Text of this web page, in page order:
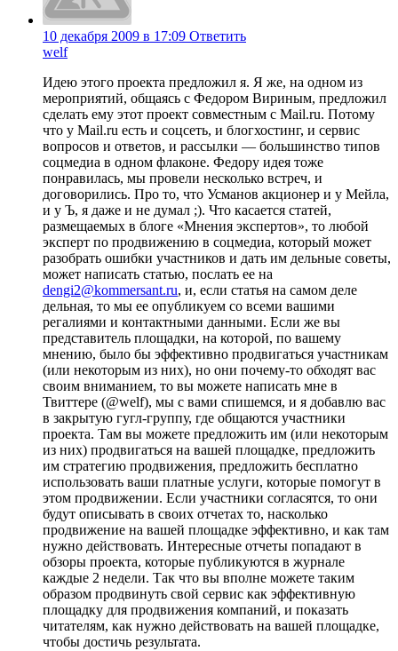
10 декабря 2009 в 17:09 Ответить
welf
Идею этого проекта предложил я. Я же, на одном из
мероприятий, общаясь с Федором Вириным, предложил
сделать ему этот проект совместным с Mail.ru. Потому
что у Mail.ru есть и соцсеть, и блогхостинг, и сервис
вопросов и ответов, и рассылки — большинство типов
соцмедиа в одном флаконе. Федору идея тоже
понравилась, мы провели несколько встреч, и
договорились. Про то, что Усманов акционер и у Мейла,
и у Ъ, я даже и не думал ;). Что касается статей,
размещаемых в блоге «Мнения экспертов», то любой
эксперт по продвижению в соцмедиа, который может
разобрать ошибки участников и дать им дельные советы,
может написать статью, послать ее на
dengi2@kommersant.ru, и, если статья на самом деле
дельная, то мы ее опубликуем со всеми вашими
регалиями и контактными данными. Если же вы
представитель площадки, на которой, по вашему
мнению, было бы эффективно продвигаться участникам
(или некоторым из них), но они почему-то обходят вас
своим вниманием, то вы можете написать мне в
Твиттере (@welf), мы с вами спишемся, и я добавлю вас
в закрытую гугл-группу, где общаются участники
проекта. Там вы можете предложить им (или некоторым
из них) продвигаться на вашей площадке, предложить
им стратегию продвижения, предложить бесплатно
использовать ваши платные услуги, которые помогут в
этом продвижении. Если участники согласятся, то они
будут описывать в своих отчетах то, насколько
продвижение на вашей площадке эффективно, и как там
нужно действовать. Интересные отчеты попадают в
обзоры проекта, которые публикуются в журнале
каждые 2 недели. Так что вы вполне можете таким
образом продвинуть свой сервис как эффективную
площадку для продвижения компаний, и показать
читателям, как нужно действовать на вашей площадке,
чтобы достичь результата.